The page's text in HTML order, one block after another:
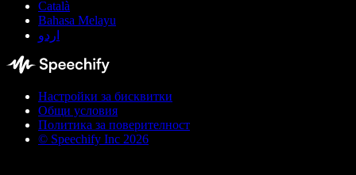
Català
Bahasa Melayu
اردو
Настройки за бисквитки
Общи условия
Политика за поверителност
© Speechify Inc 2026